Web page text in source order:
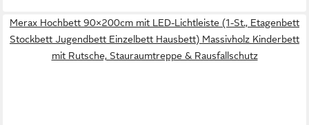
Merax Hochbett 90×200cm mit LED-Lichtleiste (1-St., Etagenbett
Stockbett Jugendbett Einzelbett Hausbett) Massivholz Kinderbett
mit Rutsche, Stauraumtreppe & Rausfallschutz